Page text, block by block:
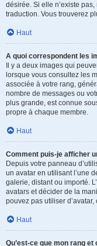
désirée. Si elle n’existe
traduction. Vous trouverez
Haut
A quoi correspondent les
Il y a deux images qui
lorsque vous consultez les
associée à votre rang,
nombre de messages ou
plus grande, est connue
propre à chaque membre.
Haut
Comment puis-je afficher
Depuis votre panneau
un avatar en utilisant l’une
galerie, distant ou importé.
avatars et décider de la
pouvez pas utiliser
Haut
Qu’est-ce que mon rang